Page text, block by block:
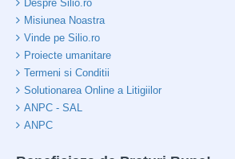
Despre Silio.ro
Misiunea Noastra
Vinde pe Silio.ro
Proiecte umanitare
Termeni si Conditii
Solutionarea Online a Litigiilor
ANPC - SAL
ANPC